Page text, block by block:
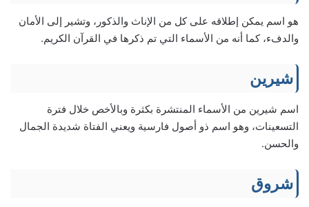
هو اسم يمكن إطلاقه على كل من الإناث والذكور، وتشير إلى الأمان
والدفء، كما أنه من الأسماء التي تم ذكرها في القرآن الكريم.
شيرين
اسم شيرين من الأسماء المنتشرة بكثرة وبالأخص خلال فترة
التسعينات، وهو اسم ذو أصول فارسية ويعني الفتاة شديدة الجمال
والحسن.
شروق